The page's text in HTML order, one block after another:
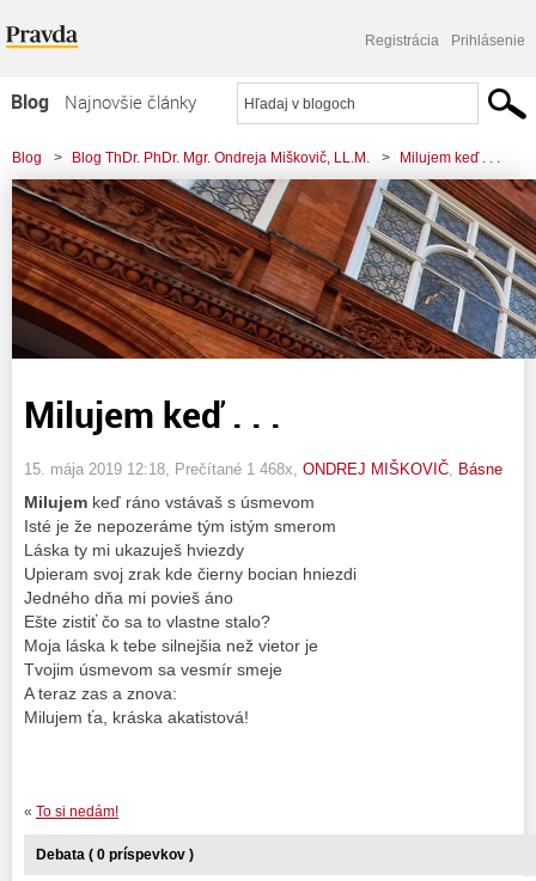
Registrácia Prihlásenie
Blog
Najnovšie články
Najčítanejšie články
Najkomentovanejšie články
Zoznam blogov
Komerčné blogy
Blog > Blog ThDr. PhDr. Mgr. Ondreja Miškovič, LL.M. > Milujem keď . . .
Milujem keď . . .
15. mája 2019 12:18 , Prečítané 1 468x, ONDREJ MIŠKOVIČ Básne
Milujem keď ráno vstávaš s úsmevom
Isté je že nepozeráme tým istým smerom
Láska ty mi ukazuješ hviezdy
Upieram svoj zrak kde čierny bocian hniezdi
Jedného dňa mi povieš áno
Ešte zistiť čo sa to vlastne stalo?
Moja láska k tebe silnejšia než vietor je
Tvojim úsmevom sa vesmír smeje
A teraz zas a znova:
Milujem ťa, kráska akatistová!
« To si nedám!
Debata ( 0 príspevkov )